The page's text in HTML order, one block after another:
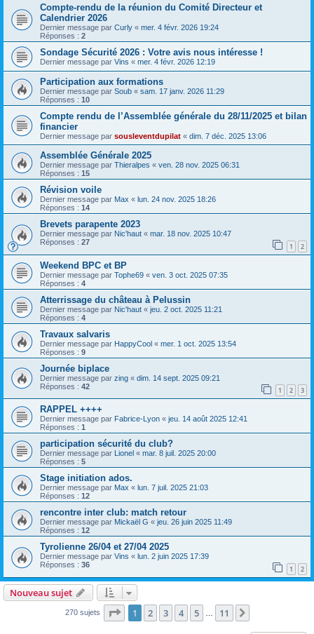
Compte-rendu de la réunion du Comité Directeur et
Calendrier 2026
Dernier message par Curly « mer. 4 févr. 2026 19:24
Réponses : 2
Sondage Sécurité 2026 : Votre avis nous intéresse !
Dernier message par Vins « mer. 4 févr. 2026 12:19
Participation aux formations
Dernier message par Soub « sam. 17 janv. 2026 11:29
Réponses : 10
Compte rendu de l’Assemblée générale du 28/11/2025 et bilan
financier
Dernier message par sousleventdupilat « dim. 7 déc. 2025 13:06
Assemblée Générale 2025
Dernier message par Thieralpes « ven. 28 nov. 2025 06:31
Réponses : 15
Révision voile
Dernier message par Max « lun. 24 nov. 2025 18:26
Réponses : 14
Brevets parapente 2023
Dernier message par Nic'haut « mar. 18 nov. 2025 10:47
Réponses : 27 1 2
Weekend BPC et BP
Dernier message par Tophe69 « ven. 3 oct. 2025 07:35
Réponses : 4
Atterrissage du château à Pelussin
Dernier message par Nic'haut « jeu. 2 oct. 2025 11:21
Réponses : 4
Travaux salvaris
Dernier message par HappyCool « mer. 1 oct. 2025 13:54
Réponses : 9
Journée biplace
Dernier message par zing « dim. 14 sept. 2025 09:21
Réponses : 42 1 2 3
RAPPEL ++++
Dernier message par Fabrice-Lyon « jeu. 14 août 2025 12:41
Réponses : 1
participation sécurité du club?
Dernier message par Lionel « mar. 8 juil. 2025 20:00
Réponses : 5
Stage initiation ados.
Dernier message par Max « lun. 7 juil. 2025 21:03
Réponses : 12
rencontre inter club: match retour
Dernier message par Mickaël G « jeu. 26 juin 2025 11:49
Réponses : 12
Tyrolienne 26/04 et 27/04 2025
Dernier message par Vins « lun. 2 juin 2025 17:39
Réponses : 36 1 2
Nouveau sujet
270 sujets Page 1sur11
1 2 3 4 5 11